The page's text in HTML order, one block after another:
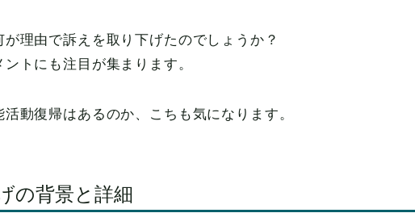
理由で訴えを取り下げたのでしょうか？
トにも注目が集まります。
動復帰はあるのか、こちも気になります。
の背景と詳細